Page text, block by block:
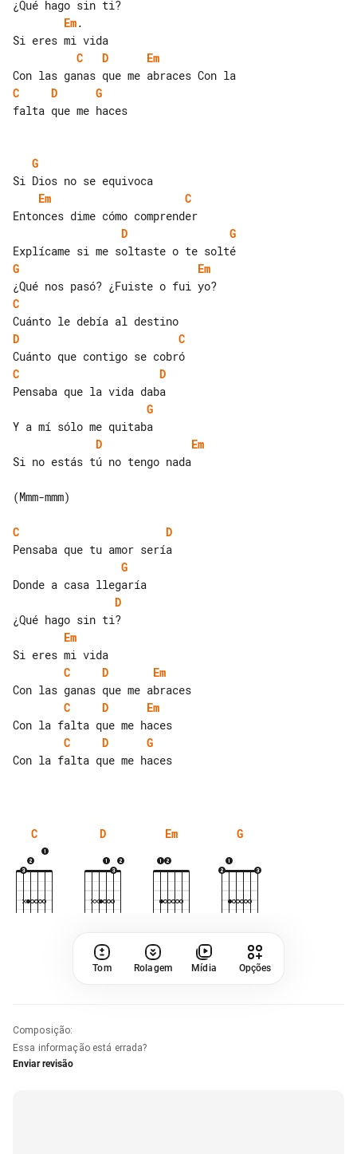
Em.
C
D
Em
C
D
G
falta que me haces
G
Em
C
D
G
G
Em
C
D
C
C
D
G
D
Em
Si no estás tú no tengo nada
(Mmm-mmm)
C
D
G
D
Em
C
D
Em
C
D
Em
C
D
G
Con la falta que me haces
C D Em G
Tom Rolagem Mídia Opções
Composição:
Essa informação está errada?
Enviar revisão